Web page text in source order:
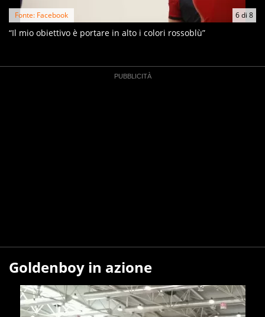
6di 8
Fonte: Facebook
“Il mio obiettivo è portare in alto i colori rossoblù”
Goldenboy in azione